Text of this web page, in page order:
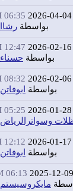
2026-04-04
06:35 PM
بواسطة رشاا
2026-02-16
12:47 PM
بواسطة حسناء
2026-02-06
08:32 PM
بواسطة
ابوفاتن
2026-01-28
05:25 PM
وسواترالرياض
2026-01-17
12:12 PM
بواسطة
ابوفاتن
2025-12-09
06:13 AM
مايكروسيستم